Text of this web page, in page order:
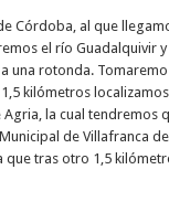
Córdoba, al que
el río Guadalquivir y
una rotonda.
kilómetros
Agria, la cual tendremos
de Villafranca de
que tras otro 1,5